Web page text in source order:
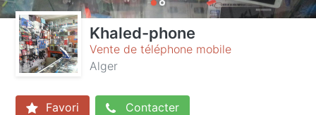
Khaled-phone
Vente de téléphone mobile
Alger
Favori Contacter